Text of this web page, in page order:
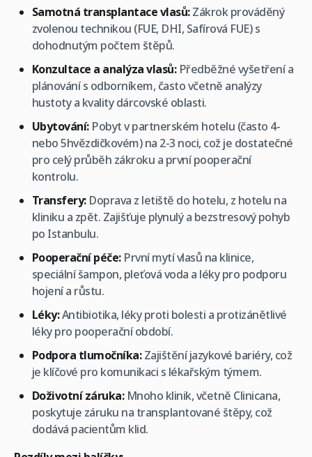
Samotná transplantace vlasů:Zákrok prováděný
zvolenou technikou (FUE, DHI, Safírová FUE) s
dohodnutým počtem štěpů.
Konzultace a analýza vlasů:Předběžné vyšetření a
plánování s odborníkem, často včetně analýzy
hustoty a kvality dárcovské oblasti.
Ubytování:Pobyt v partnerském hotelu (často 4-
nebo 5hvězdičkovém) na 2-3 noci, což je dostatečné
pro celý průběh zákroku a první pooperační
kontrolu.
Transfery:Doprava z letiště do hotelu, z hotelu na
kliniku a zpět. Zajišťuje plynulý a bezstresový pohyb
po Istanbulu.
Pooperační péče:První mytí vlasů na klinice,
speciální šampon, pleťová voda a léky pro podporu
hojení a růstu.
Léky:Antibiotika, léky proti bolesti a protizánětlivé
léky pro pooperační období.
Podpora tlumočníka:Zajištění jazykové bariéry, což
je klíčové pro komunikaci s lékařským týmem.
Doživotní záruka:Mnoho klinik, včetně Clinicana,
poskytuje záruku na transplantované štěpy, což
dodává pacientům klid.